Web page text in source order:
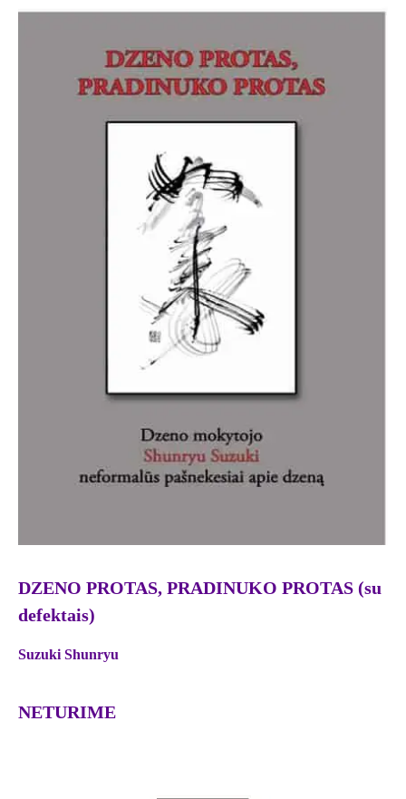
DZENO PROTAS, PRADINUKO PROTAS (su
defektais)
Suzuki Shunryu
NETURIME